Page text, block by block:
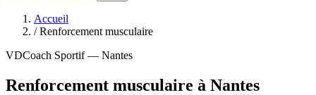
Accueil
/ Renforcement musculaire
VDCoach Sportif — Nantes
Renforcement musculaire à Nantes